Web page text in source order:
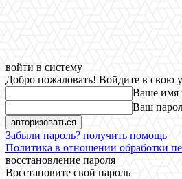
войти в систему
Добро пожаловать! Войдите в свою
Ваше имя
Ваш
Забыли пароль? получить помощь
Политика в отношении обработки
восстановление пароля
Восстановите свой пароль